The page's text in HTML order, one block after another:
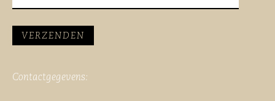
Contactgegevens: